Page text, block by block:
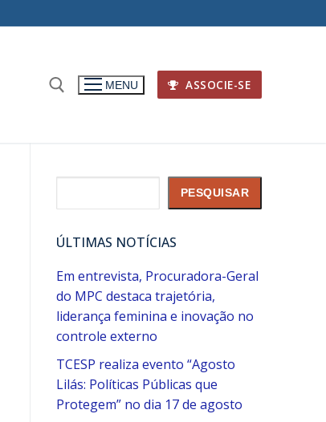
MENU ASSOCIE-SE
PESQUISAR
ÚLTIMAS NOTÍCIAS
Em entrevista, Procuradora-Geral
do MPC destaca trajetória,
liderança feminina e inovação no
controle externo
TCESP realiza evento “Agosto
Lilás: Políticas Públicas que
Protegem” no dia 17 de agosto